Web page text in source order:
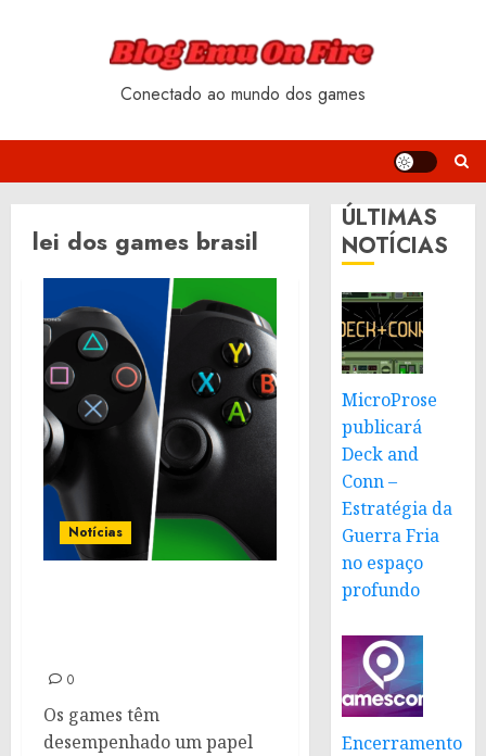
Conectado ao mundo dos games
lei dos games brasil
Notícias
0
Os games têm
desempenhado um papel
ÚLTIMAS
NOTÍCIAS
MicroProse
publicará
Deck and
Conn –
Estratégia da
Guerra Fria
no espaço
profundo
Encerramento